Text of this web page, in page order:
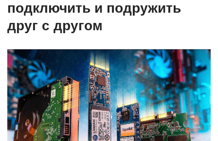
подключить и подружить
друг с другом